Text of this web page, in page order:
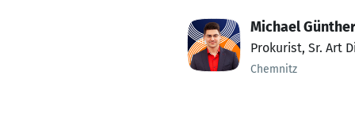
Michael Günther
Prokurist, Sr. Art
Chemnitz